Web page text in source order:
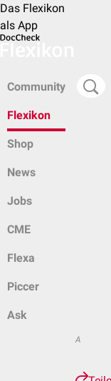
Das Flexikon
als App
Community
Flexikon
Shop
News
Jobs
CME
Flexa
Piccer
Ask
A